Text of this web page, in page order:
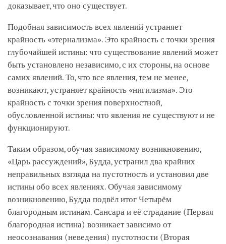
доказывает, что оно существует.
Подобная зависимость всех явлений устраняет
крайность «этернализма». Это крайность с точки зрения
глубочайшей истины: что существование явлений может
быть установлено независимо, с их стороны, на основе
самих явлений. То, что все явления, тем не менее,
возникают, устраняет крайность «нигилизма». Это
крайность с точки зрения поверхностной,
обусловленной истины: что явления не существуют и не
функционируют.
Таким образом, обучая зависимому возникновению,
«Царь рассуждений», Будда, устранил два крайних
неправильных взгляда на пустотность и установил две
истины обо всех явлениях. Обучая зависимому
возникновению, Будда подвёл итог Четырём
благородным истинам. Сансара и её страдание (Первая
благородная истина) возникает зависимо от
неосознавания (неведения) пустотности (Вторая